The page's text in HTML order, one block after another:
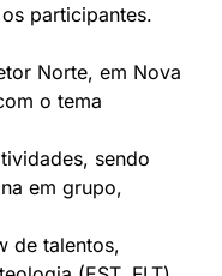
participantes.
Norte, em Nova
o tema
sendo
em grupo,
de talentos,